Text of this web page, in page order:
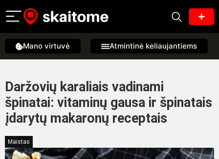
Mano virtuvė Atmintinė keliaujantiems
Daržovių karaliais vadinami
špinatai: vitaminų gausa ir špinatais
įdarytų makaronų receptais
Maistas